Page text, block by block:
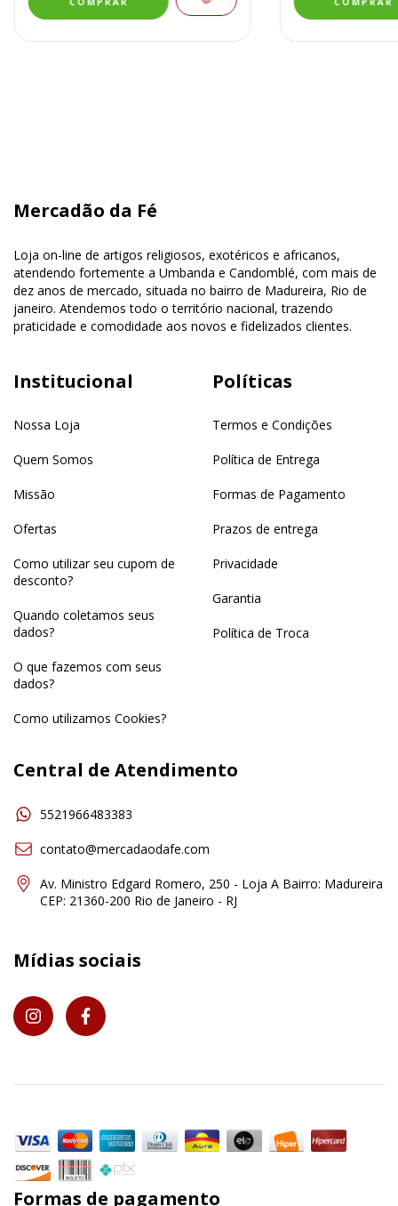
Mercadão da Fé
Loja on-line de artigos religiosos, exotéricos e africanos,
atendendo fortemente a Umbanda e Candomblé, com mais de
dez anos de mercado, situada no bairro de Madureira, Rio de
janeiro. Atendemos todo o território nacional, trazendo
praticidade e comodidade aos novos e fidelizados clientes.
Institucional
Nossa Loja
Quem Somos
Missão
Ofertas
Como utilizar seu cupom de
desconto?
Quando coletamos seus
dados?
O que fazemos com seus
dados?
Como utilizamos Cookies?
Políticas
Termos e Condições
Política de Entrega
Formas de Pagamento
Prazos de entrega
Privacidade
Garantia
Política de Troca
Central de Atendimento
5521966483383
contato@mercadaodafe.com
Av. Ministro Edgard Romero, 250 - Loja A Bairro: Madureira
CEP: 21360-200 Rio de Janeiro - RJ
Mídias sociais
Formas de pagamento